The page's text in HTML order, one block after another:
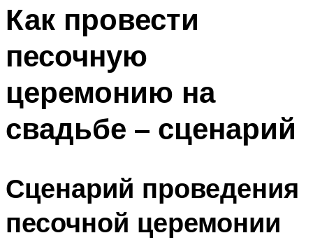
Как провести
песочную
церемонию на
свадьбе – сценарий
Сценарий проведения
песочной церемонии